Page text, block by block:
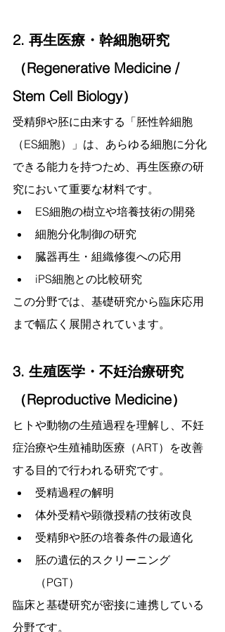
2. 再生医療・幹細胞研究
（Regenerative Medicine /
Stem Cell Biology）
受精卵や胚に由来する「胚性幹細胞
（ES細胞）」は、あらゆる細胞に分化
できる能力を持つため、再生医療の研
究において重要な材料です。
ES細胞の樹立や培養技術の開発
細胞分化制御の研究
臓器再生・組織修復への応用
iPS細胞との比較研究
この分野では、基礎研究から臨床応用
まで幅広く展開されています。
3. 生殖医学・不妊治療研究
（Reproductive Medicine）
ヒトや動物の生殖過程を理解し、不妊
症治療や生殖補助医療（ART）を改善
する目的で行われる研究です。
受精過程の解明
体外受精や顕微授精の技術改良
受精卵や胚の培養条件の最適化
胚の遺伝的スクリーニング
（PGT）
臨床と基礎研究が密接に連携している
分野です。